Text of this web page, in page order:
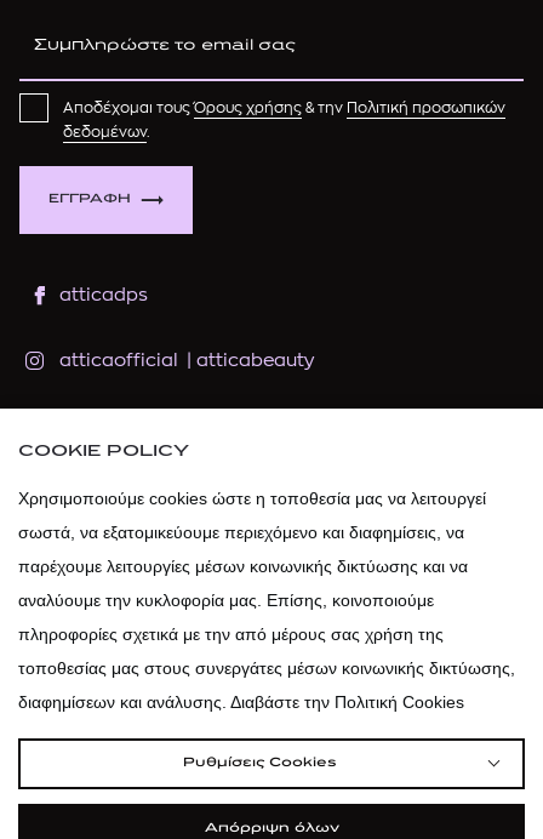
ΕΓΓΡΑΦΗ
Αποδέχομαι τουςΌρους χρήσης & την Πολιτική προσωπικών
δεδομένων.
atticadps
atticaofficial atticabeauty
atticadps
Πολιτική Cookies | Κώδικας Δεοντολογίας
COOKIE POLICY
Χρησιμοποιούμε cookies ώστε η τοποθεσία μας να λειτουργεί
σωστά, να εξατομικεύουμε περιεχόμενο και διαφημίσεις, να
παρέχουμε λειτουργίες μέσων κοινωνικής δικτύωσης και να
αναλύουμε την κυκλοφορία μας. Επίσης, κοινοποιούμε
πληροφορίες σχετικά με την από μέρους σας χρήση της
τοποθεσίας μας στους συνεργάτες μέσων κοινωνικής δικτύωσης,
διαφημίσεων και ανάλυσης. Διαβάστε την Πολιτική Cookies
Ρυθμίσεις Cookies
Απόρριψη όλων